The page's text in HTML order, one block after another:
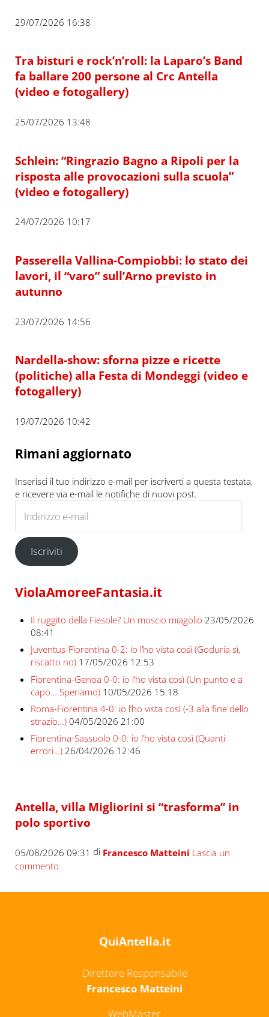
29/07/2026 16:38
Tra bisturi e rock’n’roll: la Laparo’s Band
fa ballare 200 persone al Crc Antella
(video e fotogallery)
25/07/2026 13:48
Schlein: “Ringrazio Bagno a Ripoli per la
risposta alle provocazioni sulla scuola”
(video e fotogallery)
24/07/2026 10:17
Passerella Vallina-Compiobbi: lo stato dei
lavori, il “varo” sull’Arno previsto in
autunno
23/07/2026 14:56
Nardella-show: sforna pizze e ricette
(politiche) alla Festa di Mondeggi (video e
fotogallery)
19/07/2026 10:42
Rimani aggiornato
Inserisci il tuo indirizzo e-mail per iscriverti a questa testata,
e ricevere via e-mail le notifiche di nuovi post.
Iscriviti
ViolaAmoreeFantasia.it
Il ruggito della Fiesole? Un moscio miagolio 23/05/2026
08:41
Juventus-Fiorentina 0-2: io l’ho vista così (Goduria sì,
riscatto no) 17/05/2026 12:53
Fiorentina-Genoa 0-0: io l’ho vista così (Un punto e a
capo… Speriamo) 10/05/2026 15:18
Roma-Fiorentina 4-0: io l’ho vista così (-3 alla fine dello
strazio…) 04/05/2026 21:00
Fiorentina-Sassuolo 0-0: io l’ho vista così (Quanti
errori…) 26/04/2026 12:46
Antella, villa Migliorini si “trasforma” in
polo sportivo
05/08/2026 09:31 di Francesco Matteini Lascia un
commento
QuiAntella.it
Direttore Responsabile
Francesco Matteini
WebMaster